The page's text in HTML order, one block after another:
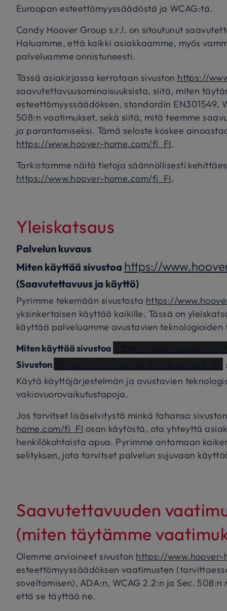
Euroopan esteettömyyssäädöstä ja WCAG:tä.
Candy Hoover Group s.r.l. on sitoutunut
Haluamme, että kaikki asiakkaamme, myös
palveluamme onnistuneesti.
Tässä asiakirjassa kerrotaan sivuston https://
saavutettavuusominaisuuksista, siitä, miten
esteettömyyssäädöksen, standardin EN301549,
508:n vaatimukset, sekä siitä, mitä teemme
ja parantamiseksi. Tämä seloste koskee
https://www.hoover-home.com/fi_FI.
Tarkistamme näitä tietoja säännöllisesti
https://www.hoover-home.com/fi_FI.
Yleiskatsaus
Palvelun kuvaus
Miten käyttää sivustoa https://
(Saavutettavuus ja käyttö)
Pyrimme tekemään sivustosta https://
yksinkertaisen käyttää kaikille. Tässä on
käyttää palveluamme avustavien
Miten käyttää sivustoa
Sivuston
Käytä käyttöjärjestelmän ja avustavien
vakiovuorovaikutustapoja.
Jos tarvitset lisäselvitystä minkä tahansa
home.com/fi_FI osan käytöstä, ota yhteyttä
henkilökohtaista apua. Pyrimme antamaan
selityksen, jota tarvitset palvelun sujuvaan
Saavutettavuuden
(miten täytämme
Olemme arvioineet sivuston https://www.hoover-
esteettömyyssäädöksen vaatimusten
soveltamisen), ADA:n, WCAG 2.2:n ja Sec.
että se täyttää ne.